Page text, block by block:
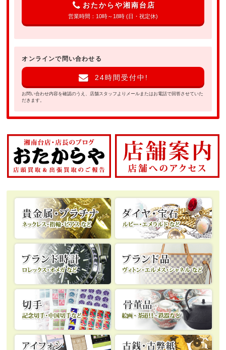
おたからや湘南台店
営業時間：10時～18時 (日・祝定休)
オンラインで問い合わせる
24時間受付中!
お問い合わせ内容を確認のうえ、店舗スタッフよりメールまたはお電話で回答させていた
だきます。